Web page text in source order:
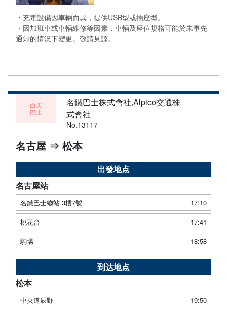
・充電設備因車輛而異，提供USB型或插座型。
・因加班車或車輛維修等因素，車輛及座位規格可能於未事先
通知的情況下變更。敬請見諒。
白天
巴士
名鐵巴士株式會社,Alpico交通株
式會社
No.13117
名古屋 ⇒ 松本
出發地点
名古屋站
名鐵巴士總站 3樓7號
17:10
桃花台
17:41
駒場
18:58
到达地点
松本
中央道辰野
19:50